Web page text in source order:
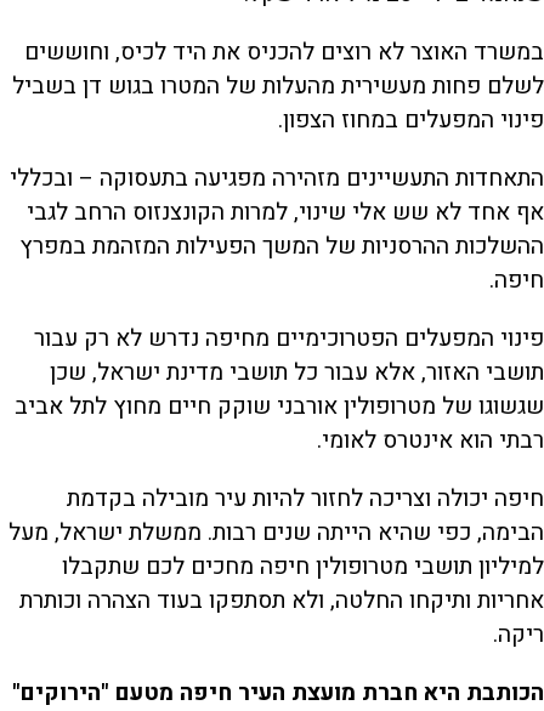
במשרד האוצר לא רוצים להכניס את היד לכיס, וחוששים
לשלם פחות מעשירית מהעלות של המטרו בגוש דן בשביל
פינוי המפעלים במחוז הצפון.
התאחדות התעשיינים מזהירה מפגיעה בתעסוקה – ובכללי
אף אחד לא שש אלי שינוי, למרות הקונצנזוס הרחב לגבי
ההשלכות ההרסניות של המשך הפעילות המזהמת במפרץ
חיפה.
פינוי המפעלים הפטרוכימיים מחיפה נדרש לא רק עבור
תושבי האזור, אלא עבור כל תושבי מדינת ישראל, שכן
שגשוגו של מטרופולין אורבני שוקק חיים מחוץ לתל אביב
רבתי הוא אינטרס לאומי.
חיפה יכולה וצריכה לחזור להיות עיר מובילה בקדמת
הבימה, כפי שהיא הייתה שנים רבות. ממשלת ישראל, מעל
למיליון תושבי מטרופולין חיפה מחכים לכם שתקבלו
אחריות ותיקחו החלטה, ולא תסתפקו בעוד הצהרה וכותרת
ריקה.
הכותבת היא חברת מועצת העיר חיפה מטעם "הירוקים"